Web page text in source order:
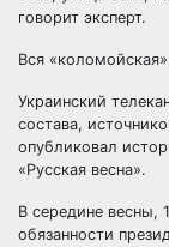
говорит эксперт.
Вся
Украинский
состава,
опубликовал
«Русская весна».
В середине весны,
обязанности